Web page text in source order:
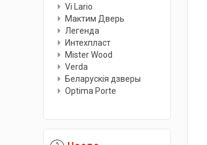
Vi Lario
Мактим Дверь
Легенда
Интехпласт
Мister Wood
Verda
Беларускiя дзверы
Optima Porte